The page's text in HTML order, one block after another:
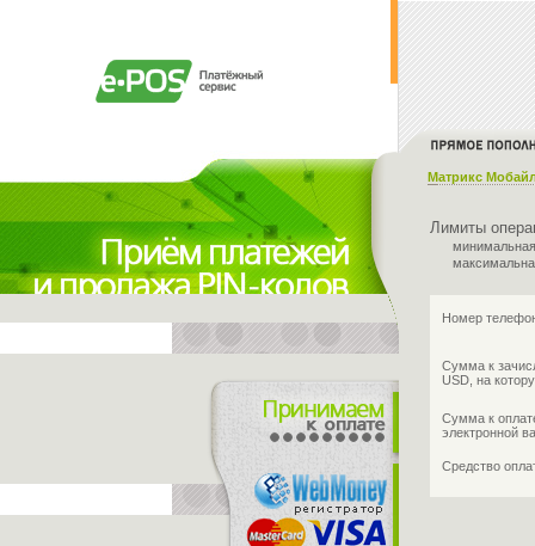
Матрикс
Лимиты
Номер
Сумма к
USD, на
Сумма к
электронной
Средство